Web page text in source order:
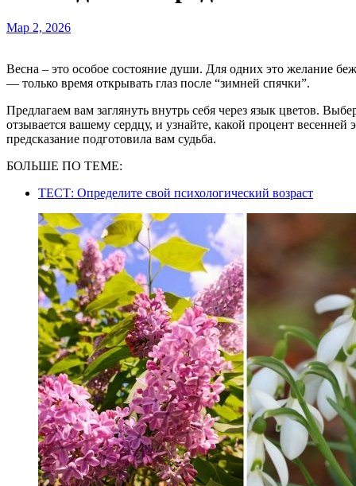
Мар 2, 2026
Весна – это особое состояние души. Для одних это желание бежать навстречу солнцу и приключениям, а для других
— только время открывать глаз после “зимней спячки”.
Предлагаем вам заглянуть внутрь себя через язык цветов.
отзывается вашему сердцу, и узнайте, какой процент весенней
предсказание подготовила вам судьба.
БОЛЬШЕ ПО ТЕМЕ:
ТЕСТ: Определите свой психологический возраст